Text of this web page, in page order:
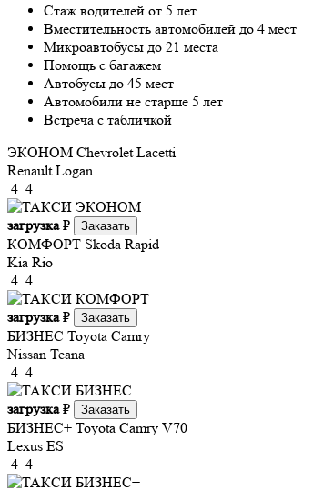
Стаж водителей от 5 лет
Вместительность автомобилей до 4 мест
Микроавтобусы до 21 места
Помощь с багажем
Автобусы до 45 мест
Автомобили не старше 5 лет
Встреча с табличкой
ЭКОНОМ Chevrolet Lacetti
Renault Logan
4 4
загрузка₽ Заказать
КОМФОРТ Skoda Rapid
Kia Rio
4 4
загрузка₽ Заказать
БИЗНЕС Toyota Camry
Nissan Teana
4 4
загрузка₽ Заказать
БИЗНЕС+ Toyota Camry V70
Lexus ES
4 4